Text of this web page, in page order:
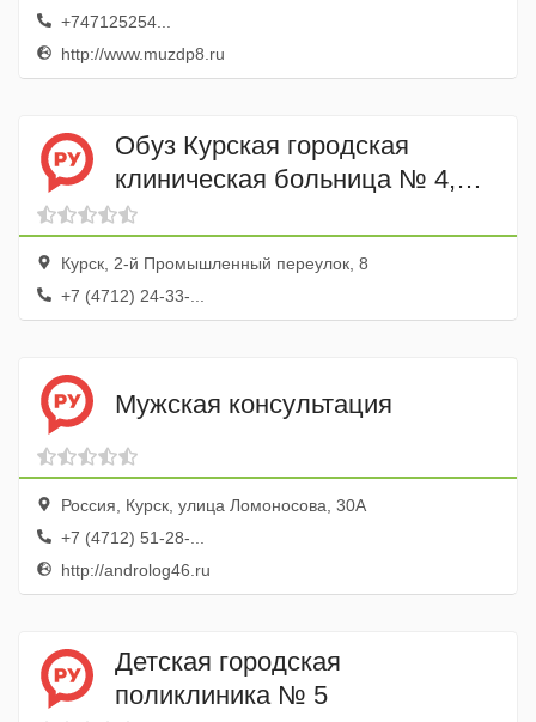
+747125254...
http://www.muzdp8.ru
Обуз Курская городская
клиническая больница № 4,
Детское поликлиническое
отделение
Курск, 2-й Промышленный переулок, 8
+7 (4712) 24-33-...
Мужская консультация
Россия, Курск, улица Ломоносова, 30А
+7 (4712) 51-28-...
http://androlog46.ru
Детская городская
поликлиника № 5